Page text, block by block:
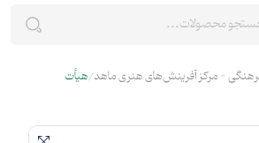
- مرکز آفرینش‌های هنری ماهد هیأت